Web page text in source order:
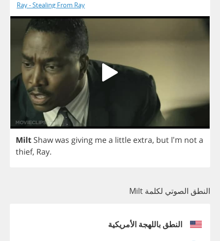
Ray - Stealing From Ray
Milt Shawwas giving mea little extra, but I'm nota
thief, Ray.
النطق الصوتي لكلمة Milt
النطق باللهجة الأمريكية